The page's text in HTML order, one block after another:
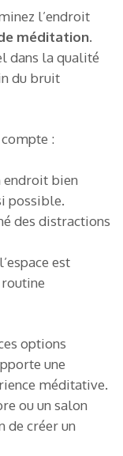
l’endroit
méditation.
dans la qualité
du bruit
:
endroit bien
possible.
des distractions
est
options
une
méditative.
ou un salon
de créer un